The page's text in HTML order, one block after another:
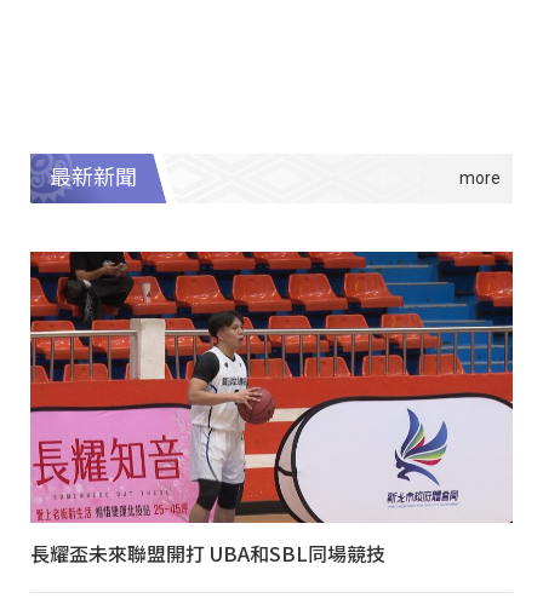
最新新聞
長耀盃未來聯盟開打 UBA和SBL同場競技